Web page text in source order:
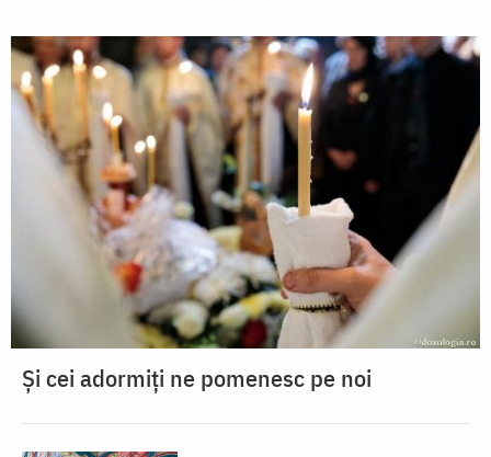
Și cei adormiți ne pomenesc pe noi